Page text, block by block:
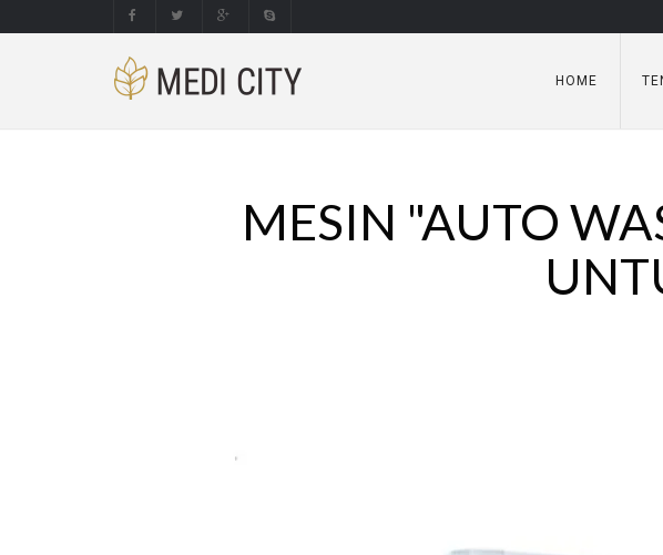
HOME
MESIN "AUTO